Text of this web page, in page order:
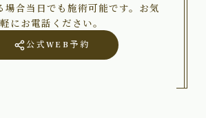
合当日でも施術可能です。お気
軽にお電話ください。
公式WEB予約